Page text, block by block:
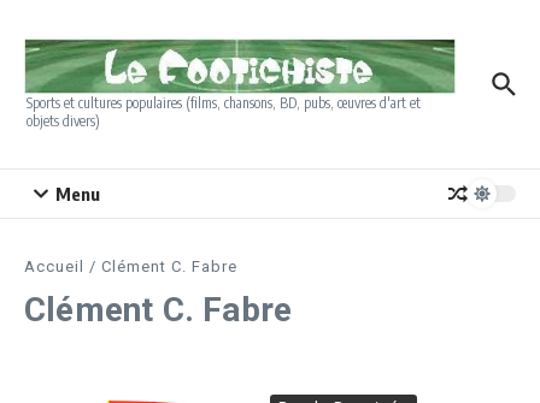
Sports et cultures populaires (films, chansons, BD, pubs, œuvres d'art et
objets divers)
Menu
Accueil / Clément C. Fabre
Clément C. Fabre